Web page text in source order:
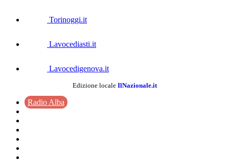
Torinoggi.it
Lavocediasti.it
Lavocedigenova.it
Edizione locale IlNazionale.it
Radio Alba